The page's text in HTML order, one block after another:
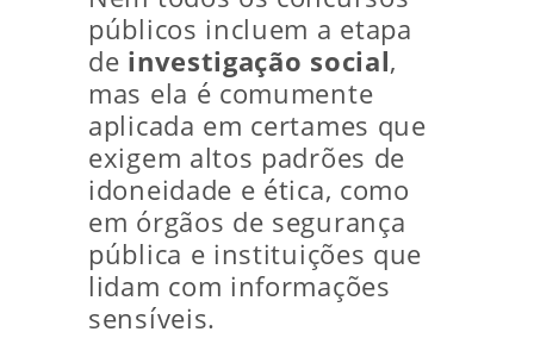
públicos incluem a etapa
de investigação social,
mas ela é comumente
aplicada em certames que
exigem altos padrões de
idoneidade e ética, como
em órgãos de segurança
pública e instituições que
lidam com informações
sensíveis.